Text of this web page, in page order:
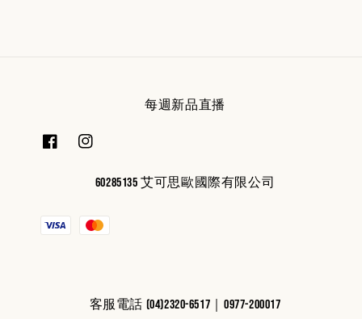
每週新品直播
60285135 艾可思歐國際有限公司
客服電話 (04)2320-6517｜0977-200017